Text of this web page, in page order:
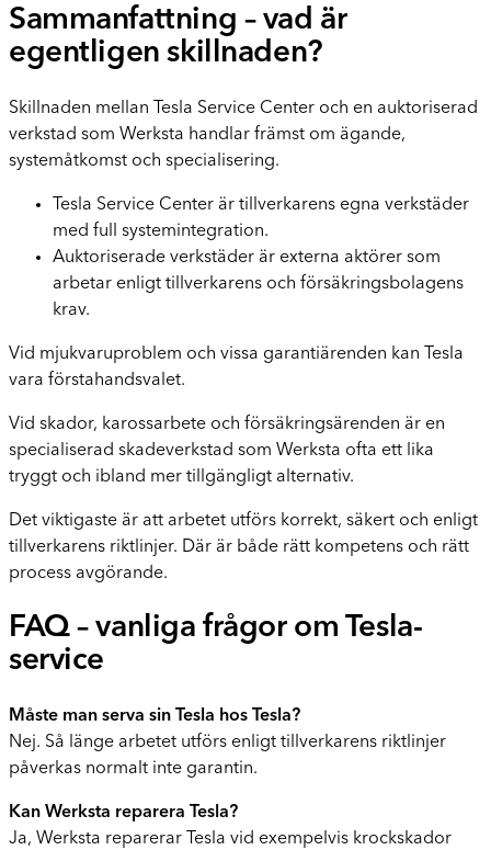
Sammanfattning – vad är
egentligen skillnaden?
Skillnaden mellan Tesla Service Center och en auktoriserad
verkstad som Werksta handlar främst om ägande,
systemåtkomst och specialisering.
Tesla Service Center är tillverkarens egna verkstäder
med full systemintegration.
Auktoriserade verkstäder är externa aktörer som
arbetar enligt tillverkarens och försäkringsbolagens
krav.
Vid mjukvaruproblem och vissa garantiärenden kan Tesla
vara förstahandsvalet.
Vid skador, karossarbete och försäkringsärenden är en
specialiserad skadeverkstad som Werksta ofta ett lika
tryggt och ibland mer tillgängligt alternativ.
Det viktigaste är att arbetet utförs korrekt, säkert och enligt
tillverkarens riktlinjer. Där är både rätt kompetens och rätt
process avgörande.
FAQ – vanliga frågor om Tesla-
service
Måste man serva sin Tesla hos Tesla?
Nej. Så länge arbetet utförs enligt tillverkarens riktlinjer
påverkas normalt inte garantin.
Kan Werksta reparera Tesla?
Ja, Werksta reparerar Tesla vid exempelvis krockskador